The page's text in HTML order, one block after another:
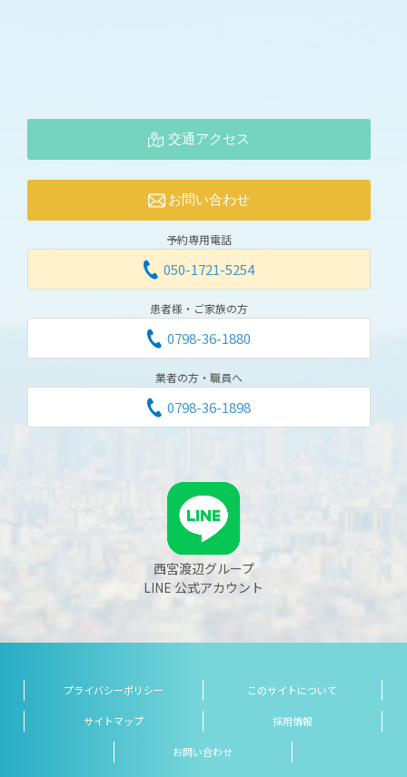
交通アクセス
お問い合わせ
予約専用電話
050-1721-5254
患者様・ご家族の方
0798-36-1880
業者の方・職員へ
0798-36-1898
西宮渡辺グループ
LINE 公式アカウント
プライバシーポリシー このサイトについて
サイトマップ 採用情報
お問い合わせ